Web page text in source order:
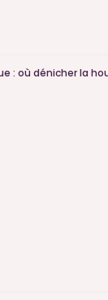
: où dénicher la